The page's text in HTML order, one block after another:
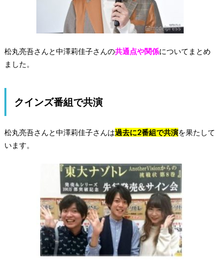
松丸亮吾さんと中澤莉佳子さんの共通点や関係についてまとめ
ました。
クインズ番組で共演
松丸亮吾さんと中澤莉佳子さんは過去に2番組で共演を果たして
います。